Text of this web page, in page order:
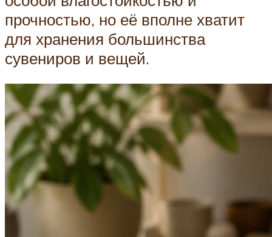
прочностью, но её вполне хватит
для хранения большинства
сувениров и вещей.